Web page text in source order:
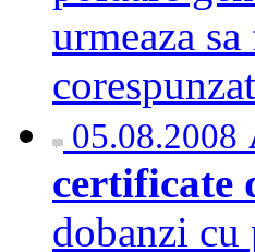
urmeaza
05.08.2008
certificate
dobanzi cu